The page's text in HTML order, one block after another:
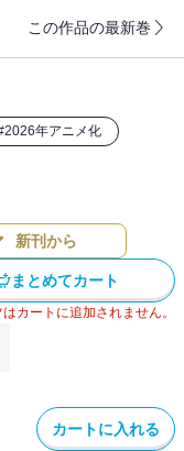
この作品の最新巻
2026年アニメ化
新刊から
まとめてカート
カートに追加されません。
カートに入れる